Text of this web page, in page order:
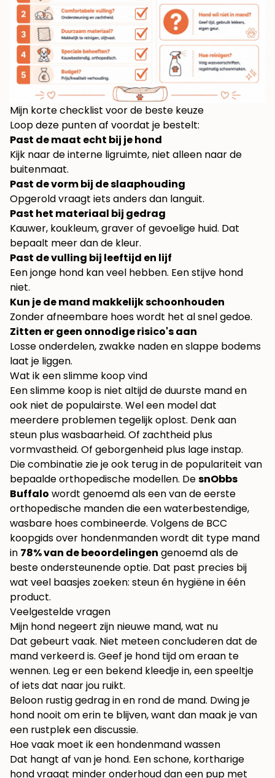
Mijn korte checklist voor de beste keuze
Loop deze punten af voordat je bestelt:
Past de maat echt bij je hond
Kijk naar de interne ligruimte, niet alleen naar de
buitenmaat.
Past de vorm bij de slaaphouding
Opgerold vraagt iets anders dan languit.
Past het materiaal bij gedrag
Kauwer, koukleum, graver of gevoelige huid. Dat
bepaalt meer dan de kleur.
Past de vulling bij leeftijd en lijf
Een jonge hond kan veel hebben. Een stijve hond
niet.
Kun je de mand makkelijk schoonhouden
Zonder afneembare hoes wordt het al snel gedoe.
Zitten er geen onnodige risico's aan
Losse onderdelen, zwakke naden en slappe bodems
laat je liggen.
Wat ik een slimme koop vind
Een slimme koop is niet altijd de duurste mand en
ook niet de populairste. Wel een model dat
meerdere problemen tegelijk oplost. Denk aan
steun plus wasbaarheid. Of zachtheid plus
vormvastheid. Of geborgenheid plus lage instap.
Die combinatie zie je ook terug in de populariteit van
bepaalde orthopedische modellen. DesnObbs
Buffalo wordt genoemd als een van de eerste
orthopedische manden die een waterbestendige,
wasbare hoes combineerde. Volgens de BCC
koopgids over hondenmandenwordt dit type mand
in 78% van de beoordelingen genoemd als de
beste ondersteunende optie. Dat past precies bij
wat veel baasjes zoeken: steun én hygiëne in één
product.
Veelgestelde vragen
Mijn hond negeert zijn nieuwe mand, wat nu
Dat gebeurt vaak. Niet meteen concluderen dat de
mand verkeerd is. Geef je hond tijd om eraan te
wennen. Leg er een bekend kleedje in, een speeltje
of iets dat naar jou ruikt.
Beloon rustig gedrag in en rond de mand. Dwing je
hond nooit om erin te blijven, want dan maak je van
een rustplek een discussie.
Hoe vaak moet ik een hondenmand wassen
Dat hangt af van je hond. Een schone, kortharige
hond vraagt minder onderhoud dan een pup met